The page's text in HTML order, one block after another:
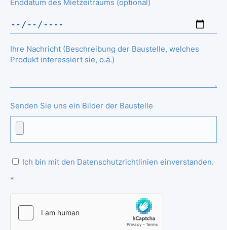
Enddatum des Mietzeitraums (optional)
Ihre Nachricht (Beschreibung der Baustelle, welches
Produkt interessiert sie, o.ä.)
Senden Sie uns ein Bilder der Baustelle
Ich bin mit den Datenschutzrichtlinien einverstanden.
*